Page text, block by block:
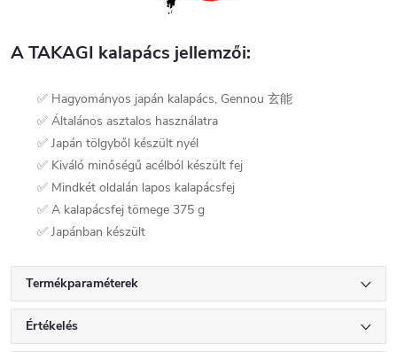
A TAKAGI kalapács jellemzői:
✅ Hagyományos japán kalapács, Gennou 玄能
✅ Általános asztalos használatra
✅ Japán tölgyből készült nyél
✅ Kiváló minőségű acélból készült fej
✅ Mindkét oldalán lapos kalapácsfej
✅ A kalapácsfej tömege 375 g
✅ Japánban készült
Termékparaméterek
Értékelés